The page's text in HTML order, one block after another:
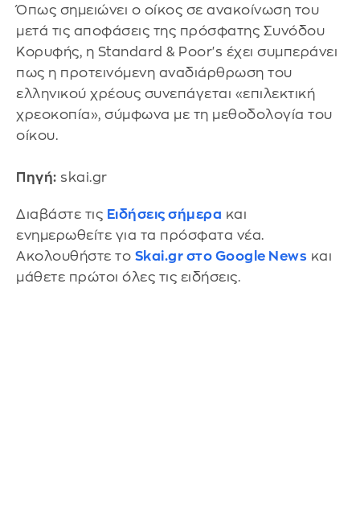
Όπως σημειώνει ο οίκος σε ανακοίνωση του
μετά τις αποφάσεις της πρόσφατης Συνόδου
Κορυφής, η Standard & Poor's έχει συμπεράνει
πως η προτεινόμενη αναδιάρθρωση του
ελληνικού χρέους συνεπάγεται «επιλεκτική
χρεοκοπία», σύμφωνα με τη μεθοδολογία του
οίκου.
Πηγή: skai.gr
Διαβάστε τις Ειδήσεις σήμερα και
ενημερωθείτε για τα πρόσφατα νέα.
Ακολουθήστε το Skai.gr στο Google News και
μάθετε πρώτοι όλες τις ειδήσεις.